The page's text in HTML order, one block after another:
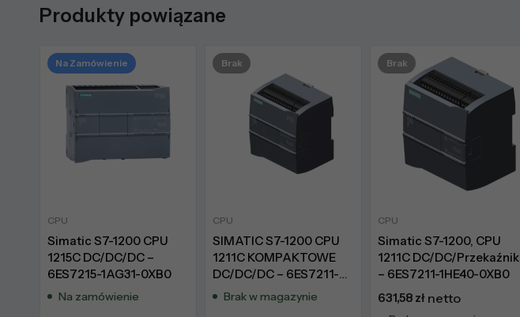
Produkty powiązane
Na Zamówienie
CPU
Simatic S7-1200 CPU
1215C DC/DC/DC –
6ES7215-1AG31-0XB0
Na zamówienie
Brak
CPU
SIMATIC S7-1200 CPU
1211C KOMPAKTOWE
DC/DC/DC – 6ES7211-
1AE40-0XB0
Brak w magazynie
Brak
CPU
Simatic S7-1200, CPU
1211C DC/DC/Przekaźnik
– 6ES7211-1HE40-0XB0
631,58 zł netto